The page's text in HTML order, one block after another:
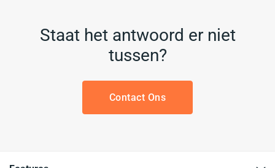
Staat het antwoord er niet
tussen?
Contact Ons